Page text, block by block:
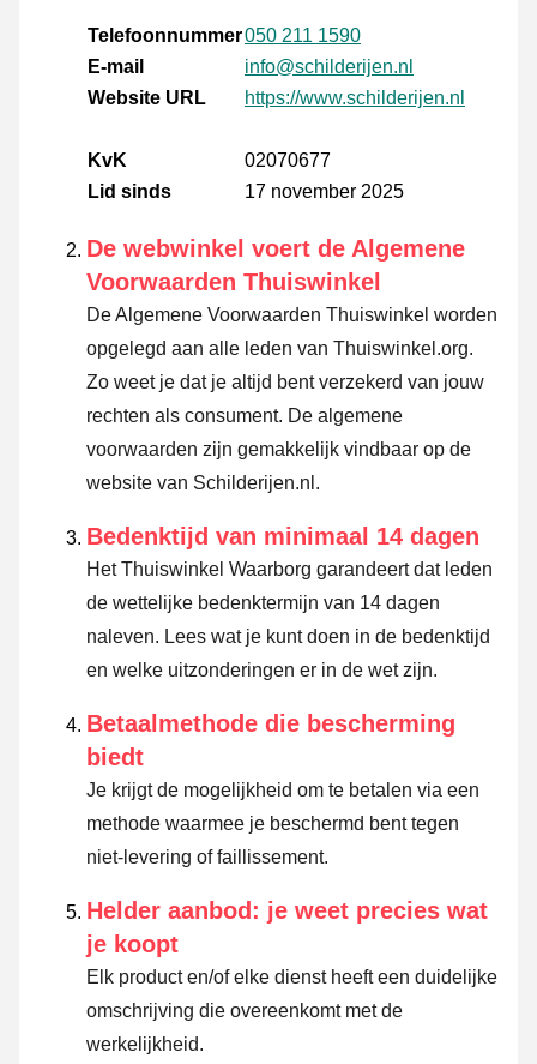
Telefoonnummer050 211 1590
E-mail
info@schilderijen.nl
Website URL
https://www.schilderijen.nl
KvK
02070677
Lid sinds
17 november 2025
De webwinkel voert de Algemene
Voorwaarden Thuiswinkel
De Algemene Voorwaarden Thuiswinkel worden
opgelegd aan alle leden van Thuiswinkel.org.
Zo weet je dat je altijd bent verzekerd van jouw
rechten als consument. De algemene
voorwaarden zijn gemakkelijk vindbaar op de
website van Schilderijen.nl.
Bedenktijd van minimaal 14 dagen
Het Thuiswinkel Waarborg garandeert dat leden
de wettelijke bedenktermijn van 14 dagen
naleven. Lees wat je kunt doen in de bedenktijd
en welke uitzonderingen er in de wet zijn.
Betaalmethode die bescherming
biedt
Je krijgt de mogelijkheid om te betalen via een
methode waarmee je beschermd bent tegen
niet-levering of faillissement.
Helder aanbod: je weet precies wat
je koopt
Elk product en/of elke dienst heeft een duidelijke
omschrijving die overeenkomt met de
werkelijkheid.